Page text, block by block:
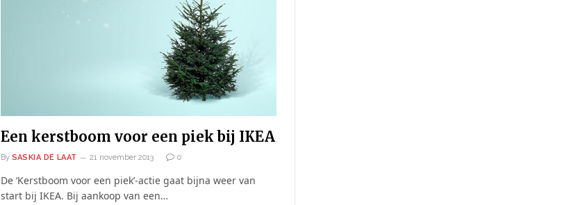
Een kerstboom voor een piek bij IKEA
By SASKIA DE LAAT 21 november 2013 0
De ‘Kerstboom voor een piek’-actie gaat bijna weer van
start bij IKEA. Bij aankoop van een…